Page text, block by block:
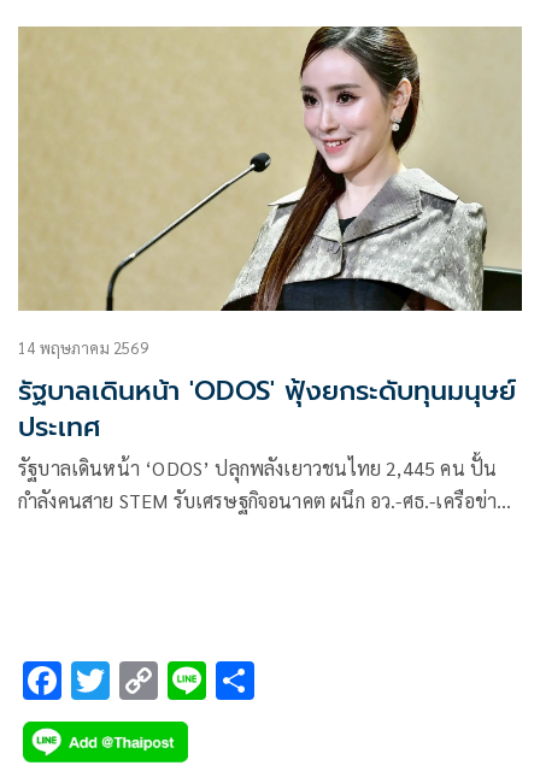
14 พฤษภาคม 2569
รัฐบาลเดินหน้า 'ODOS' ฟุ้งยกระดับทุนมนุษย์
ประเทศ
รัฐบาลเดินหน้า ‘ODOS’ ปลุกพลังเยาวชนไทย 2,445 คน ปั้น
กำลังคนสาย STEM รับเศรษฐกิจอนาคต ผนึก อว.-ศธ.-เครือข่าย
F
ac
e
T
wi
tt
C
o
p
Li